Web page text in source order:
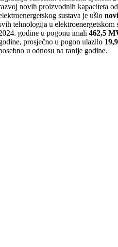
novih proizvodnih kapaciteta
sustava je ušlo
tehnologija u elektroenergetskom
godine u pogonu imali462,5
prosječno u pogon ulazilo
u odnosu na ranije godine.